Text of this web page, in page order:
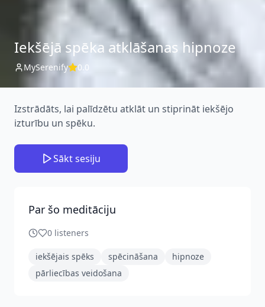
Iekšējā spēka atklāšanas hipnoze
MySerenify 0.0
Izstrādāts, lai palīdzētu atklāt un stiprināt iekšējo
izturību un spēku.
Sākt sesiju
Par šo meditāciju
0 listeners
iekšējais spēks spēcināšana
hipnoze
pārliecības veidošana